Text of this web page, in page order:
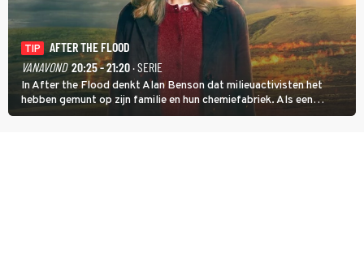
TIP
AFTER THE FLOOD
VANAVOND 20:25 - 21:20· SERIE
In After the Flood denkt Alan Benson dat milieuactivisten het
hebben gemunt op zijn familie en hun chemiefabriek. Als een
brandende boodschap in het veen de boel op scherp zet, besluit